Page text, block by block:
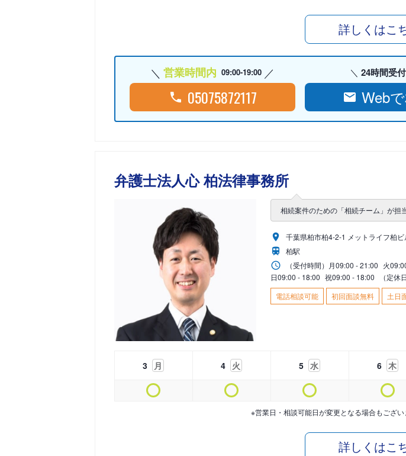
詳しくはこ
営業時間内 09:00-19:00
05075872117
24時間受
Web
弁護士法人心 柏法律事務所
相続案件のための「相続チーム」が担
千葉県柏市柏4-2-1 メットライフ柏
柏駅
（受付時間） 月09:00 - 21:00 火
日09:00 - 18:00 祝09:00 - 18:00
（定休
電話相談可能
初回面談無料 土日
3 月 4 火 5 水 6 木
※営業日・相談可能日が変更となる場合もござい
詳しくはこ